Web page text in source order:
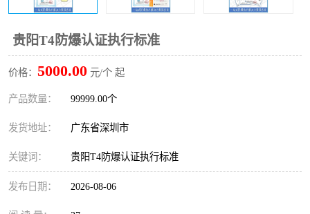
贵阳T4防爆认证执行标准
价格： 5000.00 元/个 起
产品数量： 99999.00个
发货地址： 广东省深圳市
关键词： 贵阳T4防爆认证执行标准
发布日期： 2026-08-06